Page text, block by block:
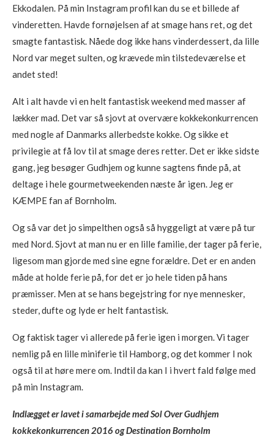
Ekkodalen. På min Instagram profil kan du se et billede af
vinderetten. Havde fornøjelsen af at smage hans ret, og det
smagte fantastisk. Nåede dog ikke hans vinderdessert, da lille
Nord var meget sulten, og krævede min tilstedeværelse et
andet sted!
Alt i alt havde vi en helt fantastisk weekend med masser af
lækker mad. Det var så sjovt at overvære kokkekonkurrencen
med nogle af Danmarks allerbedste kokke. Og sikke et
privilegie at få lov til at smage deres retter. Det er ikke sidste
gang, jeg besøger Gudhjem og kunne sagtens finde på, at
deltage i hele gourmetweekenden næste år igen. Jeg er
KÆMPE fan af Bornholm.
Og så var det jo simpelthen også så hyggeligt at være på tur
med Nord. Sjovt at man nu er en lille familie, der tager på ferie,
ligesom man gjorde med sine egne forældre. Det er en anden
måde at holde ferie på, for det er jo hele tiden på hans
præmisser. Men at se hans begejstring for nye mennesker,
steder, dufte og lyde er helt fantastisk.
Og faktisk tager vi allerede på ferie igen i morgen. Vi tager
nemlig på en lille miniferie til Hamborg, og det kommer I nok
også til at høre mere om. Indtil da kan I i hvert fald følge med
på min Instagram.
Indlægget er lavet i samarbejde med Sol Over Gudhjem
kokkekonkurrencen 2016 og Destination Bornholm